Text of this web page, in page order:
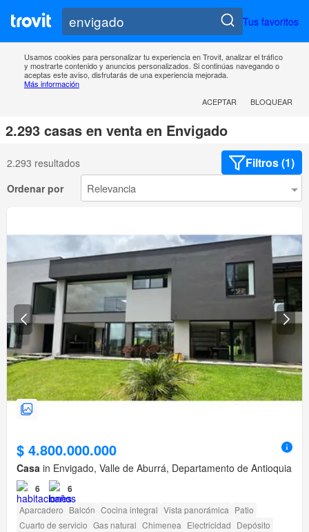
Tus favoritos
Usamos cookies para personalizar tu experiencia en Trovit, analizar el tráfico
y mostrarte contenido y anuncios personalizados. Si continúas navegando o
aceptas este aviso, disfrutarás de una experiencia mejorada.
Más información
ACEPTAR
BLOQUEAR
2.293 casas en venta en Envigado
2.293 resultados Filtros (1)
Ordenar por
$ 4.800.000.000
Casa in Envigado, Valle de Aburrá, Departamento de Antioquia
6 6
Aparcadero Balcón Cocina integral Vista panorámica Patio
Cuarto de servicio Gas natural Chimenea Electricidad Depósito